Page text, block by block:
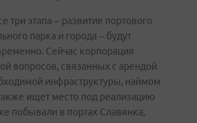
три этапа – развитие портового
парка и города – будут
Сейчас корпорация
вопросов, связанных с арендой
инфраструктуры, наймом
ищет место под реализацию
побывали в портах Славянка,